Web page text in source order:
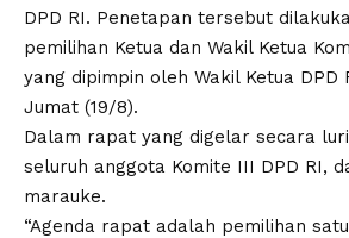
DPD RI. Penetapan tersebut
pemilihan Ketua dan Wakil Ketua
yang dipimpin oleh Wakil Ketua DPD
Jumat (19/8).
Dalam rapat yang digelar secara
seluruh anggota Komite III DPD RI,
marauke.
“Agenda rapat adalah pemilihan